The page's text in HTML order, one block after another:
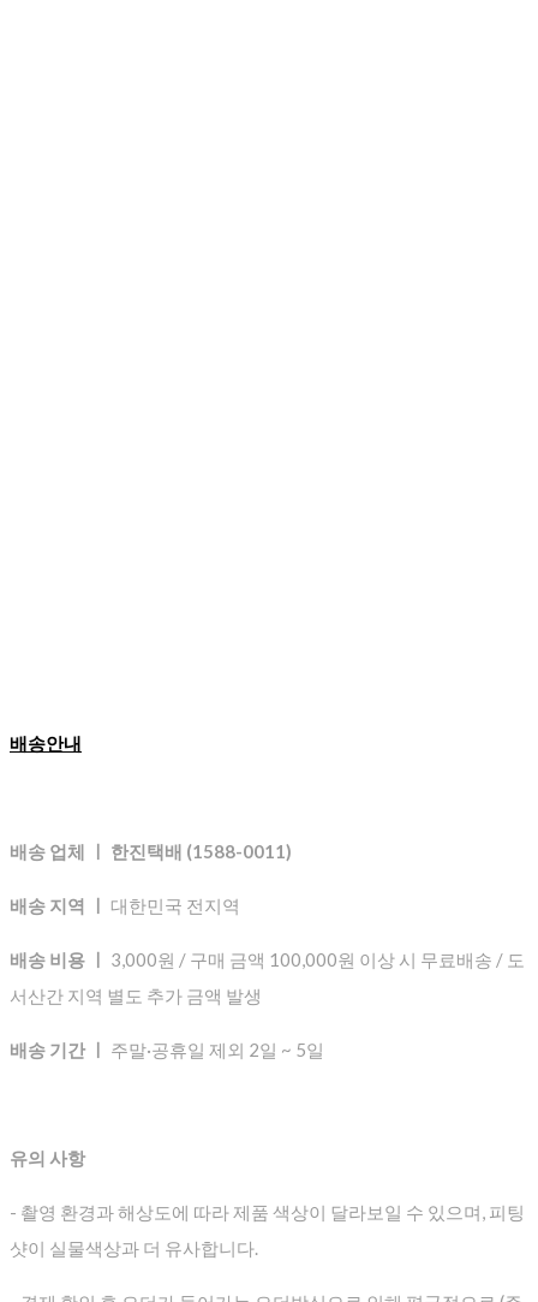
배송안내
배송 업체 ㅣ 한진택배 (1588-0011)
배송 지역 ㅣ 대한민국 전지역
배송 비용 ㅣ 3,000원 / 구매 금액 100,000원 이상 시 무료배송 / 도
서산간 지역 별도 추가 금액 발생
배송 기간 ㅣ 주말·공휴일 제외 2일 ~ 5일
유의 사항
- 촬영 환경과 해상도에 따라 제품 색상이 달라보일 수 있으며, 피팅
샷이 실물색상과 더 유사합니다.